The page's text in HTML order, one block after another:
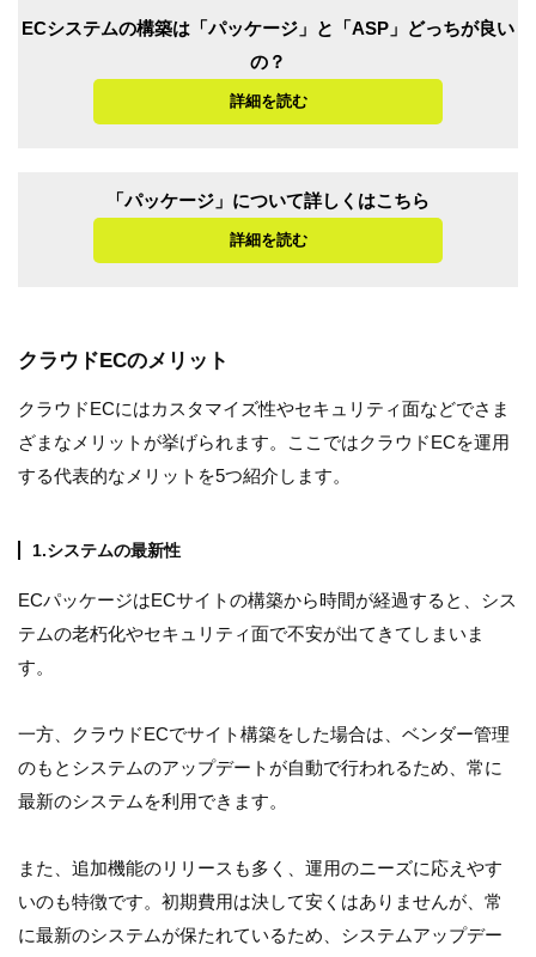
ECシステムの構築は「パッケージ」と「ASP」どっちが良い
の？
詳細を読む
「パッケージ」について詳しくはこちら
詳細を読む
クラウドECのメリット
クラウドECにはカスタマイズ性やセキュリティ面などでさま
ざまなメリットが挙げられます。ここではクラウドECを運用
する代表的なメリットを5つ紹介します。
1.システムの最新性
ECパッケージはECサイトの構築から時間が経過すると、シス
テムの老朽化やセキュリティ面で不安が出てきてしまいま
す。
一方、クラウドECでサイト構築をした場合は、ベンダー管理
のもとシステムのアップデートが自動で行われるため、常に
最新のシステムを利用できます。
また、追加機能のリリースも多く、運用のニーズに応えやす
いのも特徴です。初期費用は決して安くはありませんが、常
に最新のシステムが保たれているため、システムアップデー